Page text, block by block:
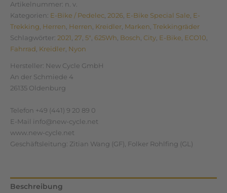
Artikelnummer: n. v.
Kategorien: E-Bike / Pedelec, 2026, E-Bike Special Sale, E-
Trekking, Herren, Herren, Kreidler, Marken, Trekkingräder
Schlagwörter: 2021 , 27, 5", 625Wh, Bosch, City, E-Bike, ECO10,
Fahrrad, Kreidler, Nyon
Hersteller: New Cycle GmbH
An der Schmiede 4
26135 Oldenburg
Telefon +49 (441) 9 20 89 0
E-Mail info@new-cycle.net
www.new-cycle.net
Geschäftsleitung: Zitian Wang (GF), Folker Rohlfing (GL)
Beschreibung